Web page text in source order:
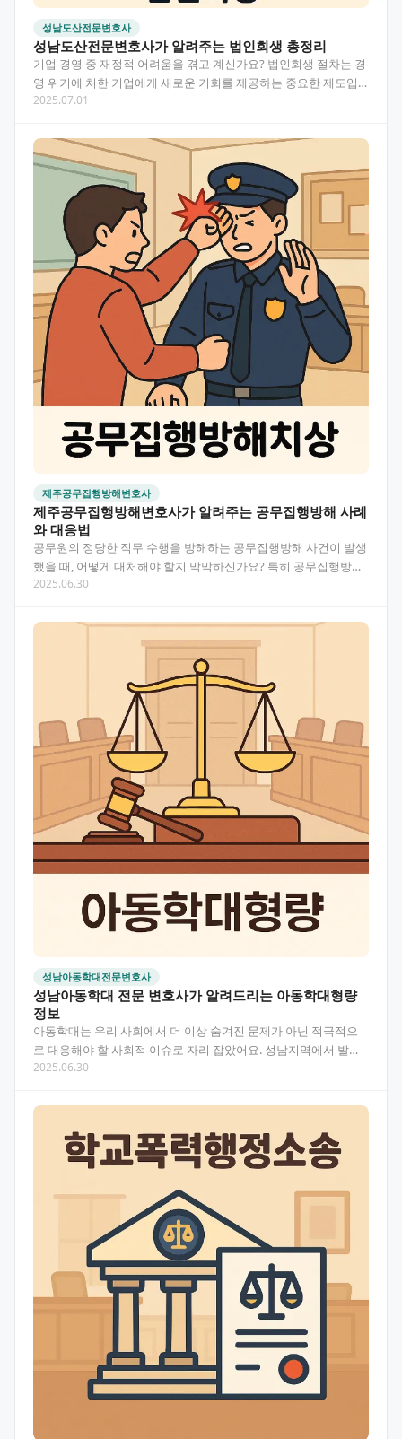
성남도산전문변호사
성남도산전문변호사가 알려주는 법인회생 총정리
기업 경영 중 재정적 어려움을 겪고 계신가요? 법인회생 절차는 경
영 위기에 처한 기업에게 새로운 기회를 제공하는 중요한 제도입
니다. 이 글에서는 성남도산전문변호사 의 시선으로 법인…
2025.07.01
제주공무집행방해변호사
제주공무집행방해변호사가 알려주는 공무집행방해 사례
와 대응법
공무원의 정당한 직무 수행을 방해하는 공무집행방해 사건이 발생
했을 때, 어떻게 대처해야 할지 막막하신가요? 특히 공무집행방해
치상으로 혐의가 더 심각해질 경우 법적 위험은 더욱 커집…
2025.06.30
성남아동학대전문변호사
성남아동학대 전문 변호사가 알려드리는 아동학대형량
정보
아동학대는 우리 사회에서 더 이상 숨겨진 문제가 아닌 적극적으
로 대응해야 할 사회적 이슈로 자리 잡았어요. 성남지역에서 발생
하는 아동학대 사건에 대한 법률적 대응과 처벌 수위에 대…
2025.06.30